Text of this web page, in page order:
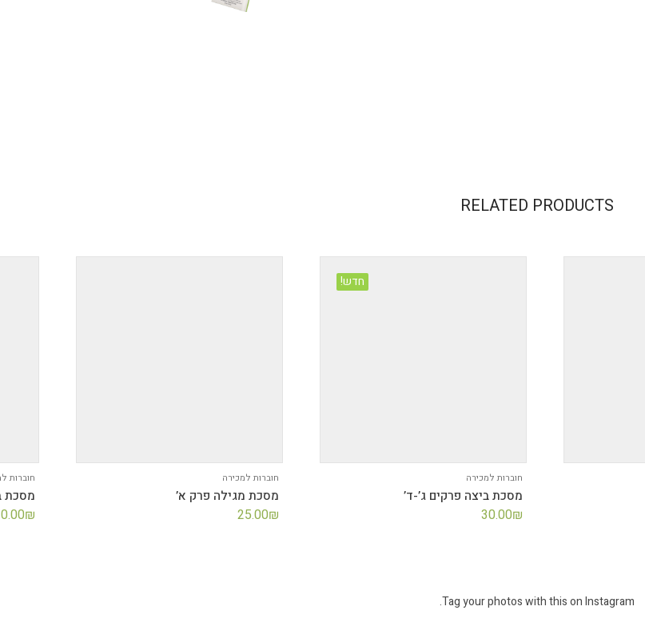
RELATED PRODUCTS
חדש!
חוברות למכירה
מסכת ביצה פרקים ג’-ד’
30.00₪
חוברות למכירה
מסכת מגילה פרק א’
25.00₪
חוברות
מסכת
₪
Tag your photos with this on Instagram.